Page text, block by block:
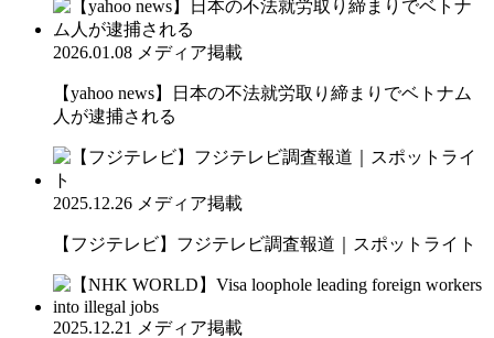
2026.01.08 メディア掲載
【yahoo news】日本の不法就労取り締まりでベトナム
人が逮捕される
2025.12.26 メディア掲載
【フジテレビ】フジテレビ調査報道｜スポットライト
2025.12.21 メディア掲載